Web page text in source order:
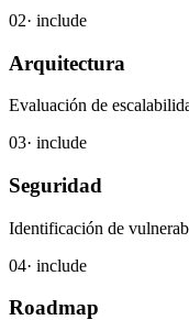
02· include
Arquitectura
Evaluación de
03· include
Seguridad
Identificación de
04· include
Roadmap